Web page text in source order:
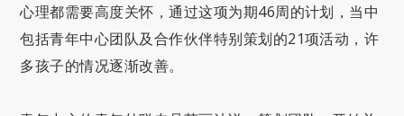
心理都需要高度关怀，通过这项为期46周的计划，当中
包括青年中心团队及合作伙伴特别策划的21项活动，许
多孩子的情况逐渐改善。